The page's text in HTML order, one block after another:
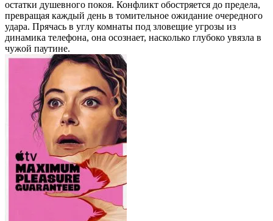
остатки душевного покоя. Конфликт обостряется до предела,
превращая каждый день в томительное ожидание очередного
удара. Прячась в углу комнаты под зловещие угрозы из
динамика телефона, она осознает, насколько глубоко увязла в
чужой паутине.